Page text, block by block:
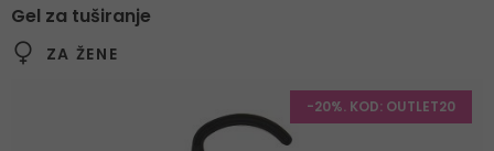
Gel za tuširanje
ZA ŽENE
-20%. KOD: OUTLET20